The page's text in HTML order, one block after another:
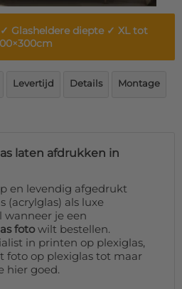
Glasheldere diepte ✓ XL tot
Levertijd Details Montage
laten afdrukken in
en levendig afgedrukt
(acrylglas) als luxe
wanneer je een
fotowilt bestellen.
in printen op plexiglas,
foto op plexiglas tot maar
hier goed.